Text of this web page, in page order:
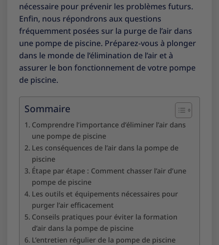
nécessaire pour prévenir les problèmes futurs.
Enfin, nous répondrons aux questions
fréquemment posées sur la purge de l’air dans
une pompe de piscine. Préparez-vous à plonger
dans le monde de l’élimination de l’air et à
assurer le bon fonctionnement de votre pompe
de piscine.
Sommaire
Comprendre l’importance d’éliminer l’air dans
une pompe de piscine
Les conséquences de l’air dans la pompe de
piscine
Étape par étape : Comment chasser l’air d’une
pompe de piscine
Les outils et équipements nécessaires pour
purger l’air efficacement
Conseils pratiques pour éviter la formation
d’air dans la pompe de piscine
L’entretien régulier de la pompe de piscine